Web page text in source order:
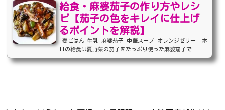
給食・麻婆茄子の作り方やレシ
ピ【茄子の色をキレイに仕上げ
るポイントを解説】
麦ごはん 牛乳 麻婆茄子 中華スープ オレンジゼリー 本
日の給食は夏野菜の茄子をたっぷり使った麻婆茄子で
す。 今回は学校給食での「麻婆茄子」の美味しい作り方か
ら【茄子のキレイな仕上げ方】について、詳しく解説してい